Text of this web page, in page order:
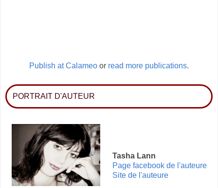
Publish at Calameo or read more publications.
PORTRAIT D'AUTEUR
Tasha Lann
Page facebook de l'auteure
Site de l'auteure